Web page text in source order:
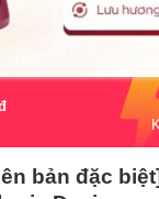
bản đặc